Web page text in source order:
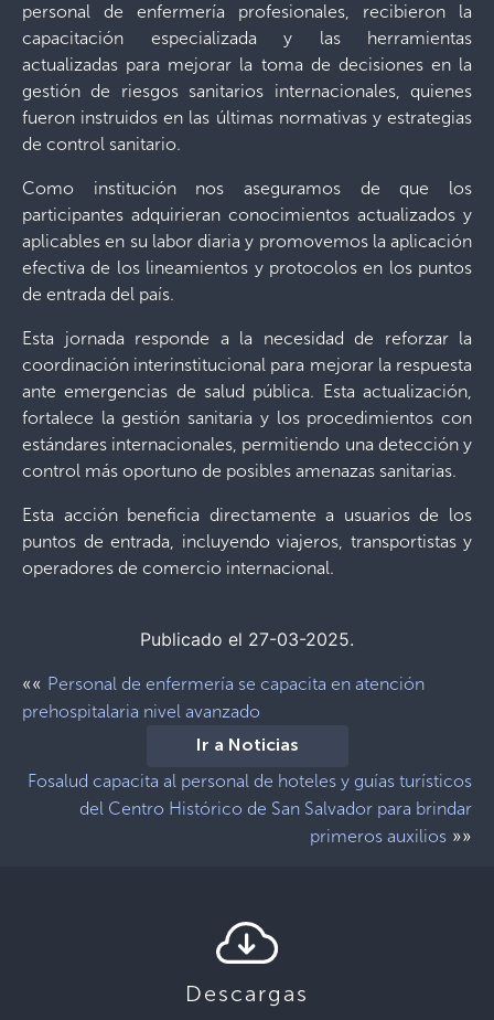
personal de enfermería profesionales, recibieron la
capacitación especializada y las herramientas
actualizadas para mejorar la toma de decisiones en la
gestión de riesgos sanitarios internacionales, quienes
fueron instruidos en las últimas normativas y estrategias
de control sanitario.
Como institución nos aseguramos de que los
participantes adquirieran conocimientos actualizados y
aplicables en su labor diaria y promovemos la aplicación
efectiva de los lineamientos y protocolos en los puntos
de entrada del país.
Esta jornada responde a la necesidad de reforzar la
coordinación interinstitucional para mejorar la respuesta
ante emergencias de salud pública. Esta actualización,
fortalece la gestión sanitaria y los procedimientos con
estándares internacionales, permitiendo una detección y
control más oportuno de posibles amenazas sanitarias.
Esta acción beneficia directamente a usuarios de los
puntos de entrada, incluyendo viajeros, transportistas y
operadores de comercio internacional.
Publicado el 27-03-2025.
«« Personal de enfermería se capacita en atención
prehospitalaria nivel avanzado
Ir a Noticias
Fosalud capacita al personal de hoteles y guías turísticos
del Centro Histórico de San Salvador para brindar
primeros auxilios »»
Descargas